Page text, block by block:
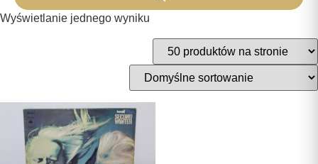
Wyświetlanie jednego wyniku